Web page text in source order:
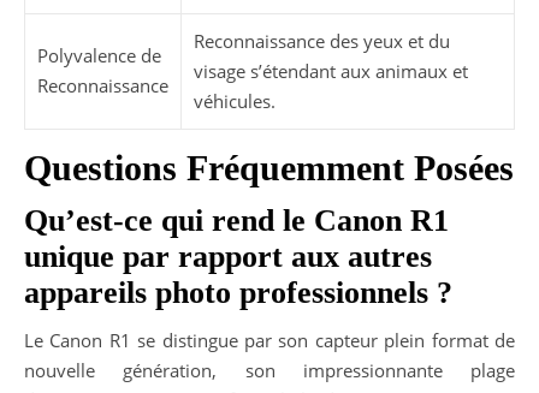
Polyvalence de
Reconnaissance
Reconnaissance des yeux et du
visage s’étendant aux animaux et
véhicules.
Questions Fréquemment Posées
Qu’est-ce qui rend le Canon R1
unique par rapport aux autres
appareils photo professionnels ?
Le Canon R1 se distingue par son capteur plein format de
nouvelle génération, son impressionnante plage